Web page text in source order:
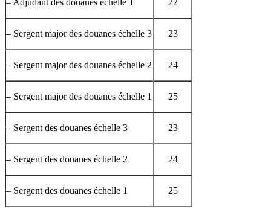
– Sergent major des douanes échelle 3 23
– Sergent major des douanes échelle 2 24
– Sergent major des douanes échelle 1 25
– Sergent des douanes échelle 3 23
– Sergent des douanes échelle 2 24
– Sergent des douanes échelle 1 25